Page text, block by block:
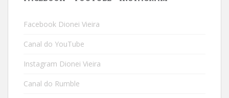
Facebook Dionei Vieira
Canal do YouTube
Instagram Dionei Vieira
Canal do Rumble